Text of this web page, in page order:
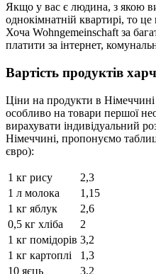
Якщо у вас є людина, з якою
однокімнатній квартирі, то
Хоча Wohngemeinschaft за
платити за інтернет,
Вартість продуктів
Ціни на продукти в
особливо на товари першої
вирахувати індивідуальний
Німеччині, пропонуємо
євро):
1 кг рису
2,3
1 л молока
1,15
1 кг яблук
2,6
0,5 кг хліба
2
1 кг помідорів 3,2
1 кг картоплі
1,3
10 яєць
3,2